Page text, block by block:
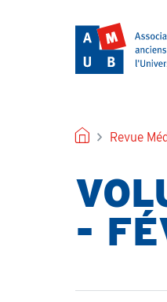
FILRevue
-